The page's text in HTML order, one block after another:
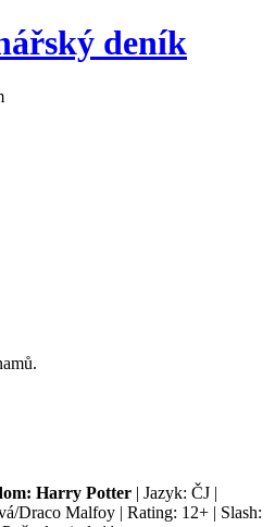
deník
Harry Potter | Jazyk: ČJ |
Draco Malfoy | Rating: 12+ | Slash: